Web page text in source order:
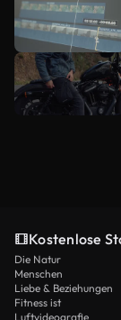
Kostenlose
Die Natur
Menschen
Liebe & Beziehungen
Fitness ist
Luftvideografie